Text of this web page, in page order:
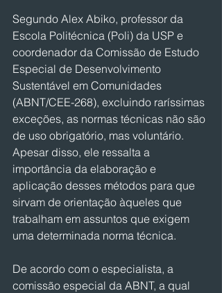
Segundo Alex Abiko, professor da
Escola Politécnica (Poli) da USP e
coordenador da Comissão de Estudo
Especial de Desenvolvimento
Sustentável em Comunidades
(ABNT/CEE-268), excluindo raríssimas
exceções, as normas técnicas não são
de uso obrigatório, mas voluntário.
Apesar disso, ele ressalta a
importância da elaboração e
aplicação desses métodos para que
sirvam de orientação àqueles que
trabalham em assuntos que exigem
uma determinada norma técnica.
De acordo com o especialista, a
comissão especial da ABNT, a qual